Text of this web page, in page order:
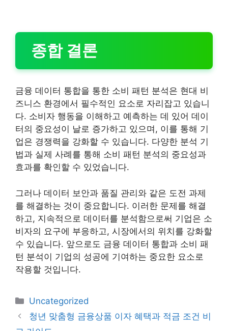
종합 결론
금융 데이터 통합을 통한 소비 패턴 분석은 현대 비
즈니스 환경에서 필수적인 요소로 자리잡고 있습니
다. 소비자 행동을 이해하고 예측하는 데 있어 데이
터의 중요성이 날로 증가하고 있으며, 이를 통해 기
업은 경쟁력을 강화할 수 있습니다. 다양한 분석 기
법과 실제 사례를 통해 소비 패턴 분석의 중요성과
효과를 확인할 수 있었습니다.
그러나 데이터 보안과 품질 관리와 같은 도전 과제
를 해결하는 것이 중요합니다. 이러한 문제를 해결
하고, 지속적으로 데이터를 분석함으로써 기업은 소
비자의 요구에 부응하고, 시장에서의 위치를 강화할
수 있습니다. 앞으로도 금융 데이터 통합과 소비 패
턴 분석이 기업의 성공에 기여하는 중요한 요소로
작용할 것입니다.
카
테
고
Uncategorized
청년 맞춤형 금융상품 이자 혜택과 적금 조건 비